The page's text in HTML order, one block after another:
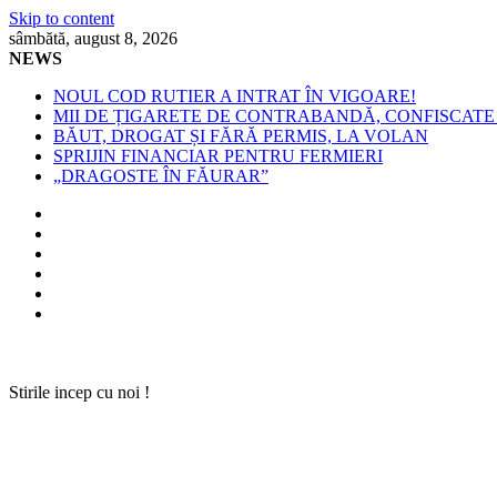
Skip to content
sâmbătă, august 8, 2026
NEWS
NOUL COD RUTIER A INTRAT ÎN VIGOARE!
MII DE ȚIGARETE DE CONTRABANDĂ,
BĂUT, DROGAT ȘI FĂRĂ PERMIS, LA VOLAN
SPRIJIN FINANCIAR PENTRU FERMIERI
„DRAGOSTE ÎN FĂURAR”
Stirile incep cu noi !